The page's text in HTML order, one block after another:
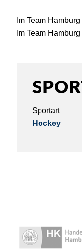
Im Team Hamburg
Im Team Hamburg
Sportart
Hockey